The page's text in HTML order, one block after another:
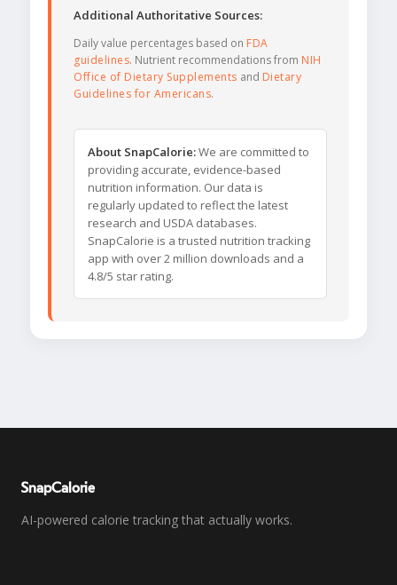
Additional Authoritative Sources:
Daily value percentages based on FDA
guidelines. Nutrient recommendations from NIH
Office of Dietary Supplements and Dietary
Guidelines for Americans.
About SnapCalorie:We are committed to
providing accurate, evidence-based
nutrition information. Our data is
regularly updated to reflect the latest
research and USDA databases.
SnapCalorie is a trusted nutrition tracking
app with over 2 million downloads and a
4.8/5 star rating.
SnapCalorie
AI-powered calorie tracking that actually works.